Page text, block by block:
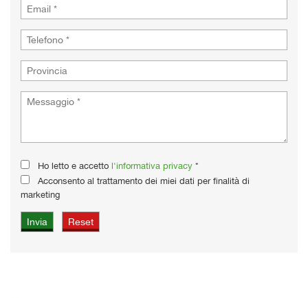
Ho letto e accetto l'informativa privacy *
Acconsento al trattamento dei miei dati per finalità di
marketing